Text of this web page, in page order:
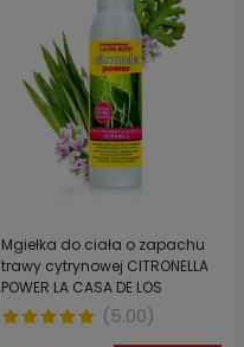
Mgiełka do ciała o zapachu
trawy cytrynowej CITRONELLA
POWER LA CASA DE LOS
AROMAS 125 ml(5.00)